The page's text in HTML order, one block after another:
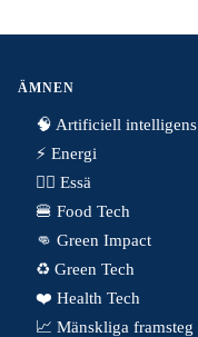
ÄMNEN
🧠 Artificiell intelligens
⚡️ Energi
✍🏼 Essä
🍔 Food Tech
👊 Green Impact
♻️ Green Tech
❤️ Health Tech
📈 Mänskliga framsteg